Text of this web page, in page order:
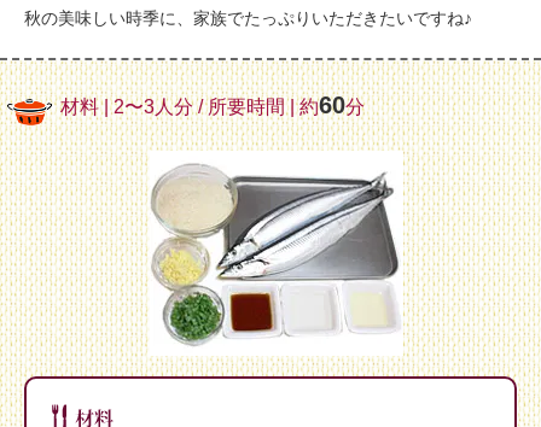
秋の美味しい時季に、家族でたっぷりいただきたいですね♪
材料 | 2〜3人分 / 所要時間 | 約60分